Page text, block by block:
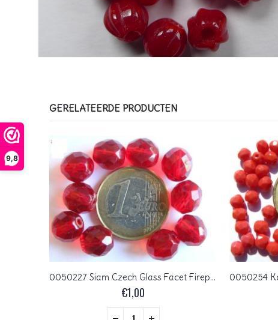
9,8
GERELATEERDE PRODUCTEN
0050227 Siam Czech Glass Facet Firepolish 10mm 10 stuks
€1,00